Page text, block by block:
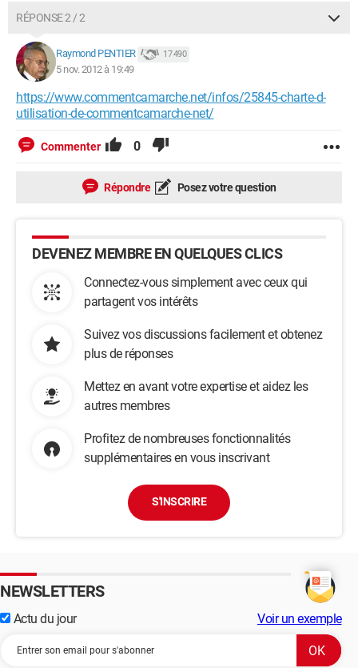
RÉPONSE 2 / 2
Raymond PENTIER 17 490
5 nov. 2012 à 19:49
https://www.commentcamarche.net/infos/25845-charte-d-
utilisation-de-commentcamarche-net/
Commenter 0
Répondre Posez votre question
DEVENEZ MEMBRE EN QUELQUES CLICS
Connectez-vous simplement avec ceux qui
partagent vos intérêts
Suivez vos discussions facilement et obtenez
plus de réponses
Mettez en avant votre expertise et aidez les
autres membres
Profitez de nombreuses fonctionnalités
supplémentaires en vous inscrivant
S'INSCRIRE
NEWSLETTERS
Actu du jour Voir un exemple